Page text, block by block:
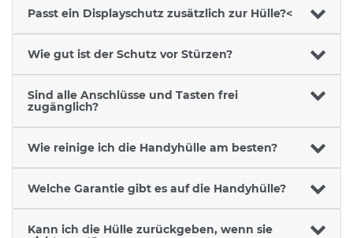
Passt ein Displayschutz zusätzlich zur Hülle?<
Wie gut ist der Schutz vor Stürzen?
Sind alle Anschlüsse und Tasten frei
zugänglich?
Wie reinige ich die Handyhülle am besten?
Welche Garantie gibt es auf die Handyhülle?
Kann ich die Hülle zurückgeben, wenn sie